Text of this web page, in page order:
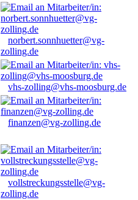
norbert.sonnhuetter@vg-
zolling.de
vhs-zolling@vhs-moosburg.de
finanzen@vg-zolling.de
vollstreckungsstelle@vg-
zolling.de